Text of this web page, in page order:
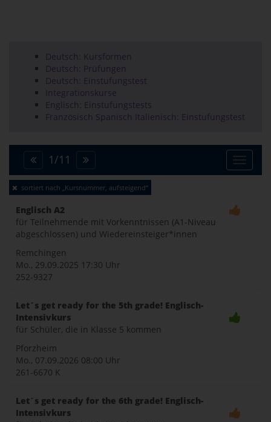
Deutsch: Kursformen
Deutsch: Prüfungen
Deutsch: Einstufungstest
Integrationskurse
Englisch: Einstufungstests
Französisch Spanisch Italienisch: Einstufungstest
Toggle
1/11
sortiert nach „Kursnummer, aufsteigend“
Englisch A2
für Teilnehmende mit Vorkenntnissen (A1-Niveau
abgeschlossen) und Wiedereinsteiger*innen
Remchingen
Mo., 29.09.2025 17:30 Uhr
252-9327
Let´s get ready for the 5th grade! Englisch-
Intensivkurs
für Schüler, die in Klasse 5 kommen
Pforzheim
Mo., 07.09.2026 08:00 Uhr
261-6670 K
Let´s get ready for the 6th grade! Englisch-
Intensivkurs